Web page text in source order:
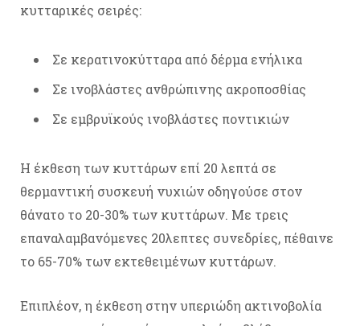
κυτταρικές σειρές:
Σε κερατινοκύτταρα από δέρμα ενήλικα
Σε ινοβλάστες ανθρώπινης ακροποσθίας
Σε εμβρυϊκούς ινοβλάστες ποντικιών
Η έκθεση των κυττάρων επί 20 λεπτά σε
θερμαντική συσκευή νυχιών οδηγούσε στον
θάνατο το 20-30% των κυττάρων. Με τρεις
επαναλαμβανόμενες 20λεπτες συνεδρίες, πέθαινε
το 65-70% των εκτεθειμένων κυττάρων.
Επιπλέον, η έκθεση στην υπεριώδη ακτινοβολία